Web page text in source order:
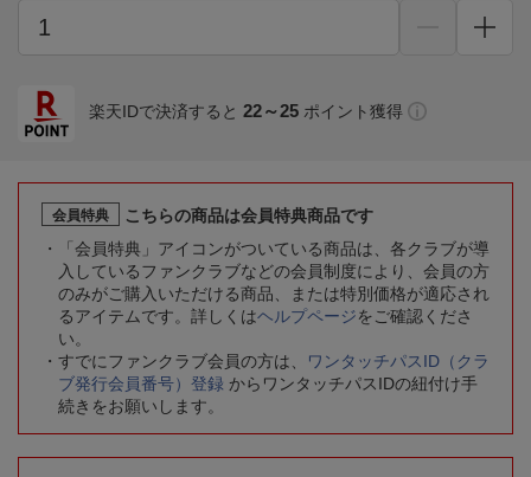
楽天IDで決済すると 22～25 ポイント獲得
会員特典
こちらの商品は会員特典商品です
「会員特典」アイコンがついている商品は、各クラブが導
入しているファンクラブなどの会員制度により、会員の方
のみがご購入いただける商品、または特別価格が適応され
るアイテムです。詳しくはヘルプページをご確認くださ
い。
すでにファンクラブ会員の方は、
ワンタッチパスID（クラ
ブ発行会員番号）登録 からワンタッチパスIDの紐付け手
続きをお願いします。